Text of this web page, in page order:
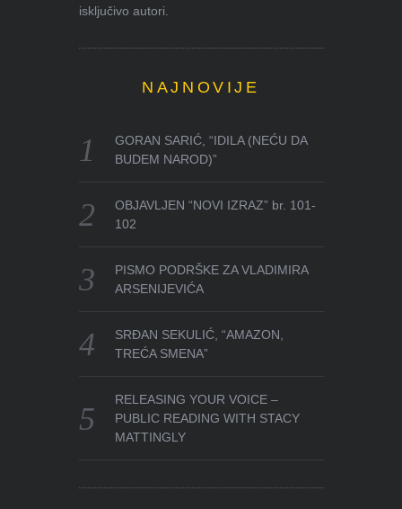
isključivo autori.
NAJNOVIJE
GORAN SARIĆ, “IDILA (NEĆU DA
BUDEM NAROD)”
OBJAVLJEN “NOVI IZRAZ” br. 101-
102
PISMO PODRŠKE ZA VLADIMIRA
ARSENIJEVIĆA
SRĐAN SEKULIĆ, “AMAZON,
TREĆA SMENA”
RELEASING YOUR VOICE –
PUBLIC READING WITH STACY
MATTINGLY